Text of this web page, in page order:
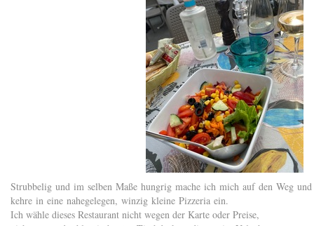
Strubbelig und im selben Maße hungrig mache ich mich auf den Weg
kehre in eine nahegelegen, winzig kleine Pizzeria ein.
Ich wähle dieses Restaurant nicht wegen der Karte oder Preise,